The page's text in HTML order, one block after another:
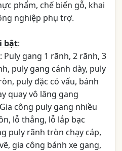
phẩm, chế biến gỗ, khai
nghiệp phụ trợ.
bật:
gang 1 rãnh, 2 rãnh, 3
puly gang cánh dày, puly
puly đặc có vấu, bánh
quay vô lăng gang
công puly gang nhiều
lỗ thẳng, lỗ lắp bạc
puly rãnh tròn chạy cáp,
gia công bánh xe gang,